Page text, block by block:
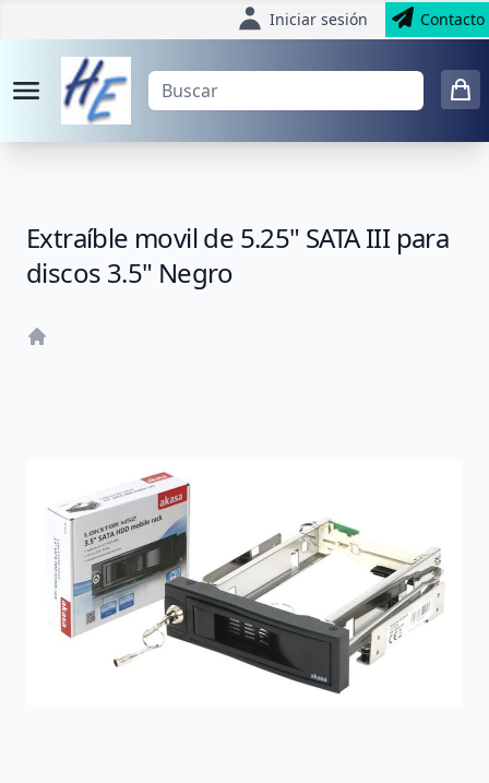
Iniciar sesión Contacto
Extraíble movil de 5.25" SATA III para
discos 3.5" Negro